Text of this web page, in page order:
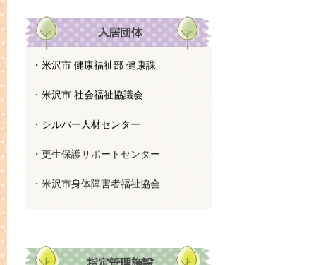
・米沢市 健康福祉部 健康課
・米沢市 社会福祉協議会
・シルバー人材センター
・更生保護サポートセンター
・米沢市身体障害者福祉協会